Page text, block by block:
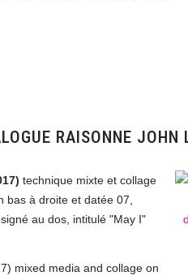
RAISONNE JOHN
technique mixte et collage
bas à droite et datée 07,
au dos, intitulé "May I"
mixed media and collage on